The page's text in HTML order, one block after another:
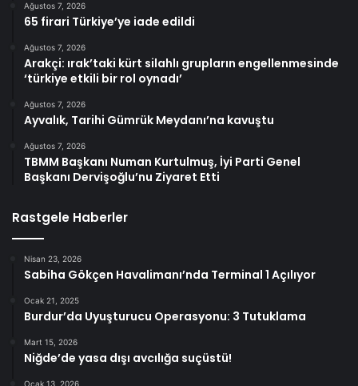
Ağustos 7, 2026
65 firari Türkiye’ye iade edildi
Ağustos 7, 2026
Arakçi: ırak’taki kürt silahlı grupların engellenmesinde
‘türkiye etkili bir rol oynadı’
Ağustos 7, 2026
Ayvalık, Tarihi Gümrük Meydanı’na kavuştu
Ağustos 7, 2026
TBMM Başkanı Numan Kurtulmuş, İyi Parti Genel
Başkanı Dervişoğlu’nu Ziyaret Etti
Rastgele Haberler
Nisan 23, 2026
Sabiha Gökçen Havalimanı’nda Terminal 1 Açılıyor
Ocak 21, 2025
Burdur’da Uyuşturucu Operasyonu: 3 Tutuklama
Mart 15, 2026
Niğde’de yasa dışı avcılığa suçüstü!
Ocak 13, 2026